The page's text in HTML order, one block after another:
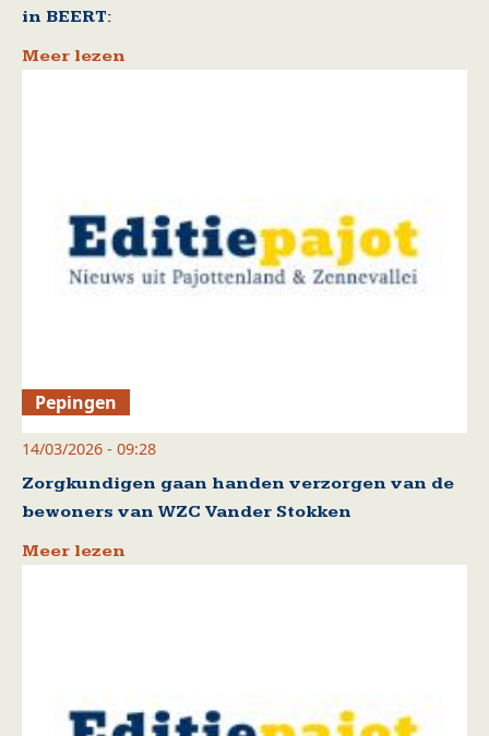
in BEERT:
Meer lezen
Pepingen
14/03/2026 - 09:28
Zorgkundigen gaan handen verzorgen van de
bewoners van WZC Vander Stokken
Meer lezen